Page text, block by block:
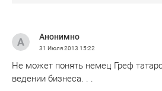
Анонимно
31 Июля 2013 15:22
Не может понять немец Греф
ведении бизнеса. . .